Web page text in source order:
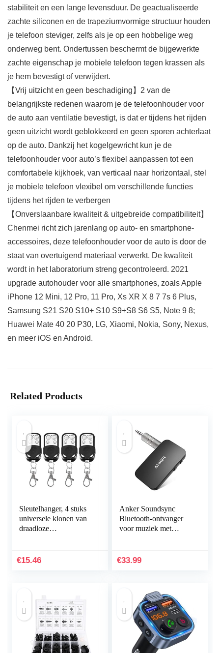
stabiliteit en een lange levensduur. De geactualiseerde
zachte siliconen en de trapeziumvormige structuur houden
je telefoon steviger, zelfs als je op een hobbelige weg
onderweg bent. Ondertussen beschermt de bijgewerkte
zachte eigenschap je mobiele telefoon tegen krassen als
je hem bevestigt of verwijdert.
【Vrij uitzicht en geen beschadiging】2 van de
belangrijkste redenen waarom je de telefoonhouder voor
de auto aan ventilatie bevestigt, is dat er tijdens het rijden
geen uitzicht wordt geblokkeerd en geen sporen achterlaat
op de auto. Dankzij het kogelgewricht kun je de
telefoonhouder voor auto’s flexibel aanpassen tot een
comfortabele kijkhoek, van verticaal naar horizontaal, stel
je mobiele telefoon vlexibel om verschillende functies
tijdens het rijden te verbergen
【Onverslaanbare kwaliteit & uitgebreide compatibiliteit】
Chenmei richt zich jarenlang op auto- en smartphone-
accessoires, deze telefoonhouder voor de auto is door de
staat van overtuigend materiaal verwerkt. De kwaliteit
wordt in het laboratorium streng gecontroleerd. 2021
upgrade autohouder voor alle smartphones, zoals Apple
iPhone 12 Mini, 12 Pro, 11 Pro, Xs XR X 8 7 7s 6 Plus,
Samsung S21 S20 S10+ S10 S9+S8 S6 S5, Note 9 8;
Huawei Mate 40 20 P30, LG, Xiaomi, Nokia, Sony, Nexus,
en meer iOS en Android.
Related Products
Sleutelhanger, 4 stuks
universele klonen van
draadloze
auto‘s, garagedeuren,
€15.46
Anker Soundsync
Bluetooth-ontvanger
voor muziek met
voor in de auto en
€33.99